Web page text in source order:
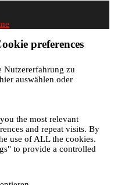
preferences
Nutzererfahrung zu
auswählen oder
the most relevant
and repeat visits. By
use of ALL the cookies.
to provide a controlled